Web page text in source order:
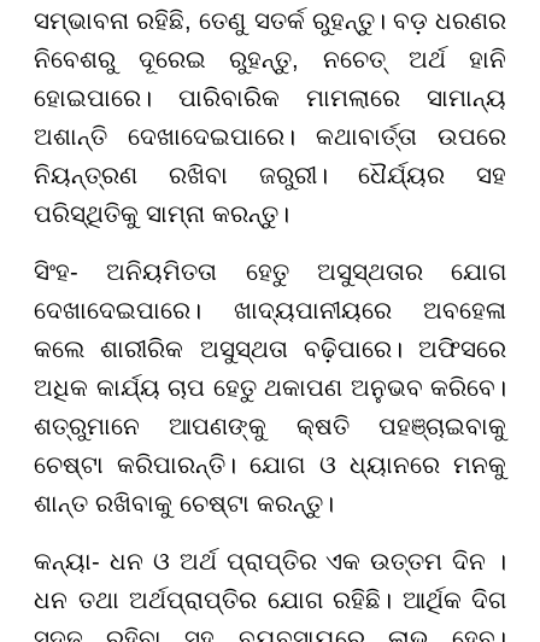
ସମ୍ଭାବନା ରହିଛି, ତେଣୁ ସତର୍କ ରୁହନ୍ତୁ। ବଡ଼ ଧରଣର
ନିବେଶରୁ ଦୂରେଇ ରୁହନ୍ତୁ, ନଚେତ୍ ଅର୍ଥ ହାନି
ହୋଇପାରେ। ପାରିବାରିକ ମାମଲାରେ ସାମାନ୍ୟ
ଅଶାନ୍ତି ଦେଖାଦେଇପାରେ। କଥାବାର୍ତ୍ତା ଉପରେ
ନିୟନ୍ତ୍ରଣ ରଖିବା ଜରୁରୀ। ଧୈର୍ଯ୍ୟର ସହ
ପରିସ୍ଥିତିକୁ ସାମ୍ନା କରନ୍ତୁ।
ସିଂହ- ଅନିୟମିତତା ହେତୁ ଅସୁସ୍ଥତାର ଯୋଗ
ଦେଖାଦେଇପାରେ। ଖାଦ୍ୟପାନୀୟରେ ଅବହେଳା
କଲେ ଶାରୀରିକ ଅସୁସ୍ଥତା ବଢ଼ିପାରେ। ଅଫିସରେ
ଅଧିକ କାର୍ଯ୍ୟ ଚାପ ହେତୁ ଥକାପଣ ଅନୁଭବ କରିବେ।
ଶତ୍ରୁମାନେ ଆପଣଙ୍କୁ କ୍ଷତି ପହଞ୍ଚାଇବାକୁ
ଚେଷ୍ଟା କରିପାରନ୍ତି। ଯୋଗ ଓ ଧ୍ୟାନରେ ମନକୁ
ଶାନ୍ତ ରଖିବାକୁ ଚେଷ୍ଟା କରନ୍ତୁ।
କନ୍ୟା- ଧନ ଓ ଅର୍ଥ ପ୍ରାପ୍ତିର ଏକ ଉତ୍ତମ ଦିନ ।
ଧନ ତଥା ଅର୍ଥପ୍ରାପ୍ତିର ଯୋଗ ରହିଛି। ଆର୍ଥିକ ଦିଗ